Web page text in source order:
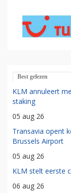
Best gelezen
KLM annuleert
staking
05 aug 26
Transavia opent
Brussels Airport
05 aug 26
KLM stelt eerste
06 aug 26